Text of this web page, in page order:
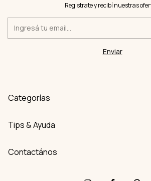
Registrate y recibí nuestras
Categorías
Tips & Ayuda
Contactános